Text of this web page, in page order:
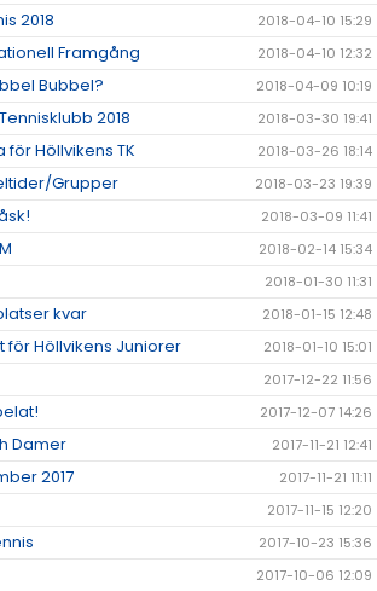
2018 2018-04-10 15:29
Framgång 2018-04-10 12:32
Bubbel? 2018-04-09 10:19
2018 2018-03-30 19:41
Höllvikens TK 2018-03-26 18:14
Grupper 2018-03-23 19:39
2018-03-09 11:41
2018-02-14 15:34
2018-01-30 11:31
kvar 2018-01-15 12:48
för Höllvikens Juniorer 2018-01-10 15:01
2017-12-22 11:56
2017-12-07 14:26
Damer 2017-11-21 12:41
2017 2017-11-21 11:11
2017-11-15 12:20
2017-10-23 15:36
2017-10-06 12:09